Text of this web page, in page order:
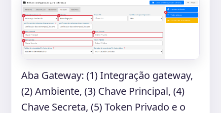
Aba Gateway: (1) Integração gateway,
(2) Ambiente, (3) Chave Principal, (4)
Chave Secreta, (5) Token Privado e o